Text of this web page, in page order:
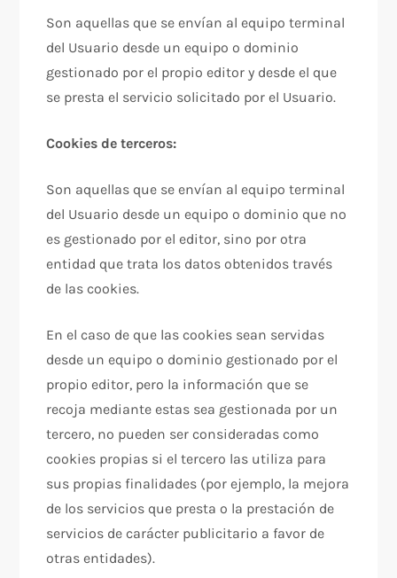
Son aquellas que se envían al equipo terminal
del Usuario desde un equipo o dominio
gestionado por el propio editor y desde el que
se presta el servicio solicitado por el Usuario.
Cookies de terceros:
Son aquellas que se envían al equipo terminal
del Usuario desde un equipo o dominio que no
es gestionado por el editor, sino por otra
entidad que trata los datos obtenidos través
de las cookies.
En el caso de que las cookies sean servidas
desde un equipo o dominio gestionado por el
propio editor, pero la información que se
recoja mediante estas sea gestionada por un
tercero, no pueden ser consideradas como
cookies propias si el tercero las utiliza para
sus propias finalidades (por ejemplo, la mejora
de los servicios que presta o la prestación de
servicios de carácter publicitario a favor de
otras entidades).